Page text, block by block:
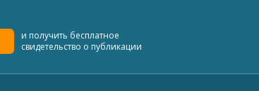
и получить бесплатное
свидетельство о публикации